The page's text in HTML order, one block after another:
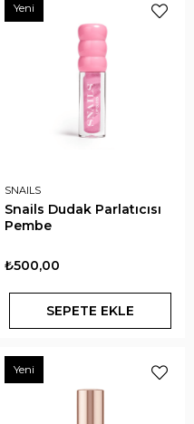
SNAILS
Snails Dudak Parlatıcısı
Pembe
₺500,00
SEPETE EKLE
Yeni
Yeni